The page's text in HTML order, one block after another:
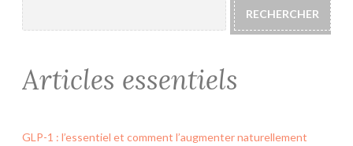
RECHERCHER
Articles essentiels
GLP-1 : l’essentiel et comment l’augmenter naturellement